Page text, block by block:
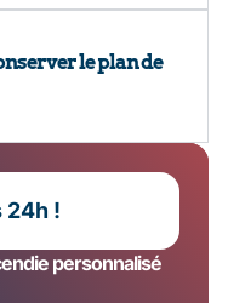
le plan de
24h !
personnalisé